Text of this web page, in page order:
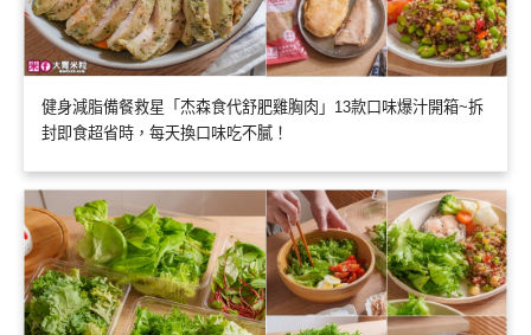
健身減脂備餐救星「杰森食代舒肥雞胸肉」13款口味爆汁開箱~拆
封即食超省時，每天換口味吃不膩！